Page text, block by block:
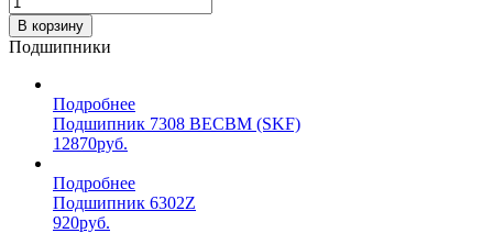
В корзину
Подшипники
Подробнее
Подшипник 7308 BECBM (SKF)
12870руб.
Подробнее
Подшипник 6302Z
920руб.